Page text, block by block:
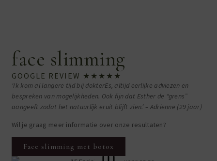
face slimming
GOOGLE REVIEW ★★★★★
‘Ik kom al langere tijd bij dokterEs, altijd eerlijke adviezen en
bespreken van mogelijkheden. Ook fijn dat Esther de “grens”
aangeeft zodat het natuurlijk eruit blijft zien.’ – Adrienne (29 jaar)
Wil je graag meer informatie over onze resultaten?
Face slimming met botox